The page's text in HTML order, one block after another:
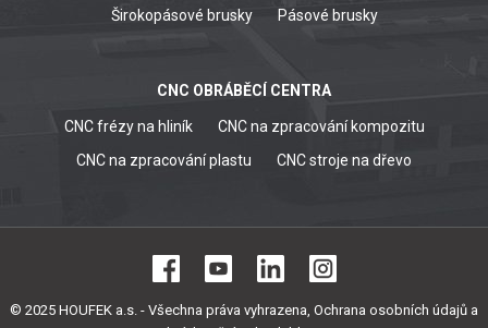
Širokopásové brusky Pásové brusky
CNC OBRÁBĚCÍ CENTRA
CNC frézy na hliník
CNC na zpracování kompozitu
CNC na zpracování plastu
CNC stroje na dřevo
© 2025 HOUFEK a.s. - Všechna práva vyhrazena, Ochrana osobních údajů a